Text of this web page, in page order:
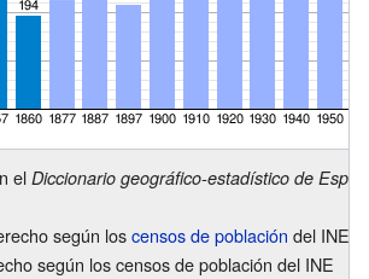
elDiccionario geográfico-estadístico de
según loscensos de población del INE
según los censos de población del INE